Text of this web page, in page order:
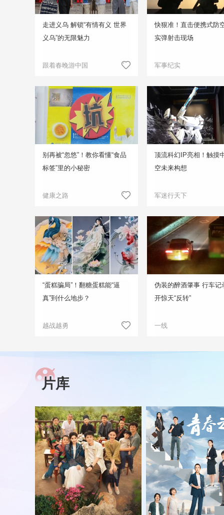
走进义乌 解锁“有情有义 世界
义乌”的无限魅力
跟着春晚游中国
快狠准！直击便携式防
实弹射击现场
军事纪实
别再被“忽悠”！教你看懂“食品
标签”里的小秘密
健康之路
顶流科幻IP亮相！触摸
空未来构想
军迷行天下
“蛋糕骗局”！翻糖蛋糕能“逼
真”到什么地步？
越战越勇
伪装的醉酒肇事 行车记
开惊天“反转”
一线
片库